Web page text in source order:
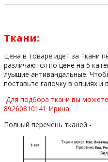
Ткани:
Цена в товаре идет за ткани
различаются по цене на 5
луышие антивандальные.
поставьте галочку в опциях и
Для подбора ткани вы
89260810141 Ирина
Полный перечень тканей -